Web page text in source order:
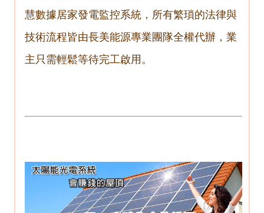
慧數據居家發電監控系統，所有繁瑣的法律與
技術流程皆由長美能源專業團隊全權代辦，業
主只需輕鬆等待完工啟用。